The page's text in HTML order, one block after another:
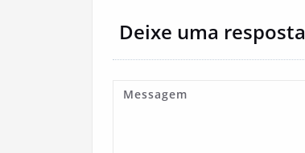
Deixe uma resposta